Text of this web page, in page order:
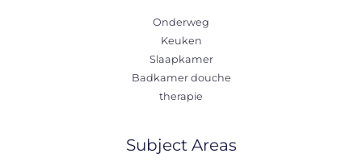
Onderweg
Keuken
Slaapkamer
Badkamer douche
therapie
Subject Areas